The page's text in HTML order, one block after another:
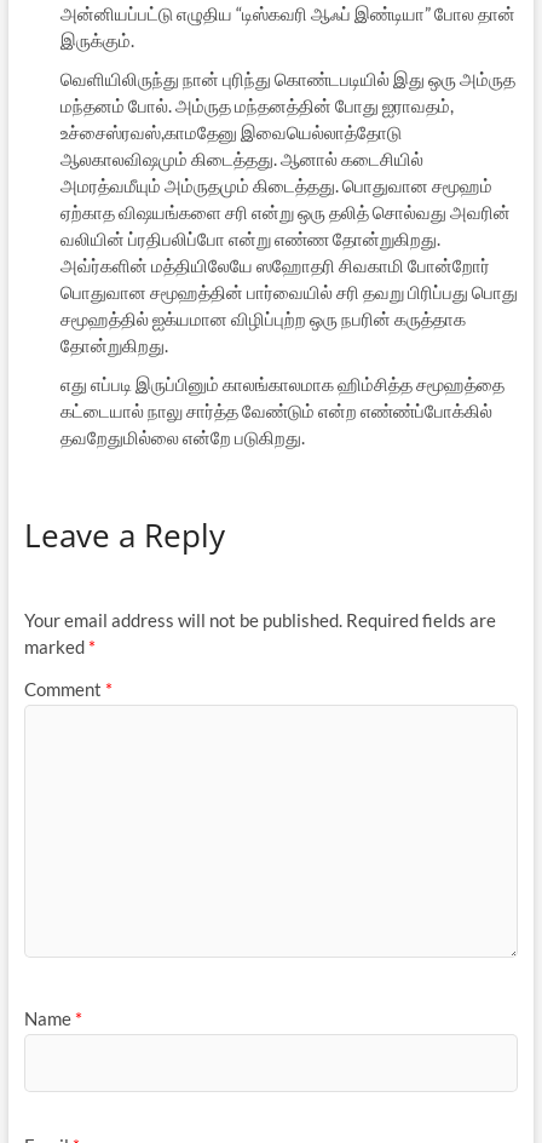
அன்னியப்பட்டு எழுதிய “டிஸ்கவரி ஆஃப் இண்டியா” போல தான்
இருக்கும்.
வெளியிலிருந்து நான் புரிந்து கொண்டபடியில் இது ஒரு அம்ருத
மந்தனம் போல். அம்ருத மந்தனத்தின் போது ஐராவதம்,
உச்சைஸ்ரவஸ்,காமதேனு இவையெல்லாத்தோடு
ஆலகாலவிஷமும் கிடைத்தது. ஆனால் கடைசியில்
அமரத்வமீயும் அம்ருதமும் கிடைத்தது. பொதுவான சமூஹம்
ஏற்காத விஷயங்களை சரி என்று ஒரு தலித் சொல்வது அவரின்
வலியின் ப்ரதிபலிப்போ என்று எண்ண தோன்றுகிறது.
அவ்ர்களின் மத்தியிலேயே ஸஹோதரி சிவகாமி போன்றோர்
பொதுவான சமூஹத்தின் பார்வையில் சரி தவறு பிரிப்பது பொது
சமூஹத்தில் ஐக்யமான விழிப்புற்ற ஒரு நபரின் கருத்தாக
தோன்றுகிறது.
எது எப்படி இருப்பினும் காலங்காலமாக ஹிம்சித்த சமூஹத்தை
கட்டையால் நாலு சார்த்த வேண்டும் என்ற எண்ண்ப்போக்கில்
தவறேதுமில்லை என்றே படுகிறது.
Leave a Reply
Your email address will not be published. Required fields are
marked *
Comment *
Name *